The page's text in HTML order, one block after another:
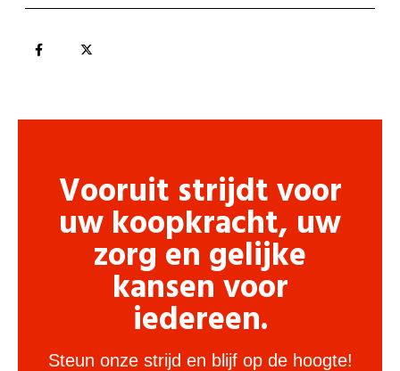
Vooruit strijdt voor
uw koopkracht, uw
zorg en gelijke
kansen voor
iedereen.
Steun onze strijd en blijf op de hoogte!